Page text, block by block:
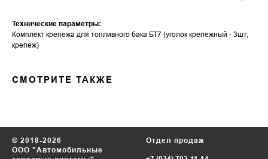
Технические параметры:
Комплект крепежа для топливного бака БТ7 (уголок крепежный - 3шт,
крепеж)
СМОТРИТЕ ТАКЖЕ
© 2018-2026
ООО "Автомобильные
Отдел продаж